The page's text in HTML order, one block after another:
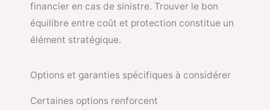
financier en cas de sinistre. Trouver le bon
équilibre entre coût et protection constitue un
élément stratégique.
Options et garanties spécifiques à considérer
Certaines options renforcent